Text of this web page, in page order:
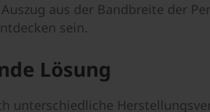
aus der Bandbreite der
sein.
Lösung
unterschiedliche